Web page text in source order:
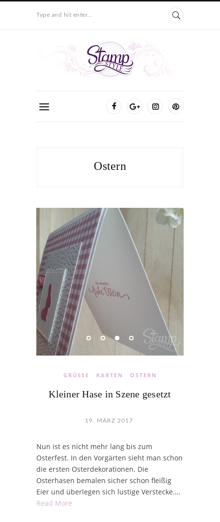
Type and hit enter...
Ostern
GRÜSSE KARTEN OSTERN
Kleiner Hase in Szene gesetzt
19. MÄRZ 2017
Nun ist es nicht mehr lang bis zum
Osterfest. In den Vorgärten sieht man schon
die ersten Osterdekorationen. Die
Osterhasen bemalen sicher schon fleißig
Eier und überlegen sich lustige Verstecke.…
Read More